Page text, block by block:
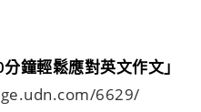
鐘輕鬆應對英文作文」
6629/